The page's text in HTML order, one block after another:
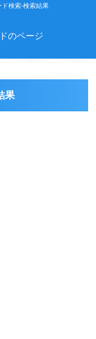
ド検索-検索結果
のページ
果